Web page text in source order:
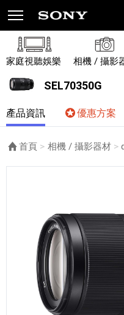
家庭視聽娛樂 相機 / 攝影
SEL70350G
產品資訊 優惠方案
首頁 相機 / 攝影器材